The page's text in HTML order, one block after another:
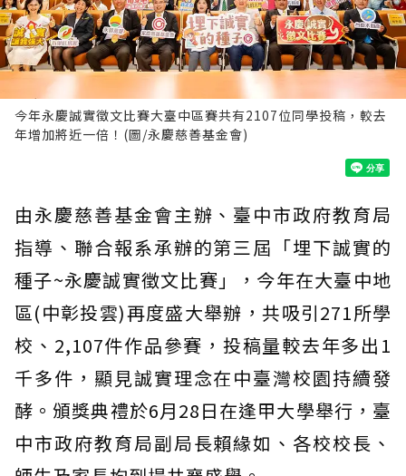
今年永慶誠實徵文比賽大臺中區賽共有2107位同學投稿，較去
年增加將近一倍！(圖/永慶慈善基金會)
由永慶慈善基金會主辦、臺中市政府教育局
指導、聯合報系承辦的第三屆「埋下誠實的
種子~永慶誠實徵文比賽」，今年在大臺中地
區(中彰投雲)再度盛大舉辦，共吸引271所學
校、2,107件作品參賽，投稿量較去年多出1
千多件，顯見誠實理念在中臺灣校園持續發
酵。頒獎典禮於6月28日在逢甲大學舉行，臺
中市政府教育局副局長賴緣如、各校校長、